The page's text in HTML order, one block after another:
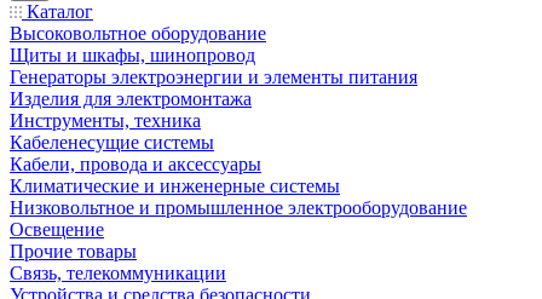
Каталог
Высоковольтное оборудование
Щиты и шкафы, шинопровод
Генераторы электроэнергии и элементы питания
Изделия для электромонтажа
Инструменты, техника
Кабеленесущие системы
Кабели, провода и аксессуары
Климатические и инженерные системы
Низковольтное и промышленное электрооборудование
Освещение
Прочие товары
Связь, телекоммуникации
Устройства и средства безопасности